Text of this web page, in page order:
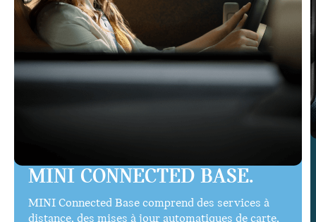
MINI CONNECTED BASE.
MINI Connected Base comprend des services à
distance, des mises à jour automatiques de carte,